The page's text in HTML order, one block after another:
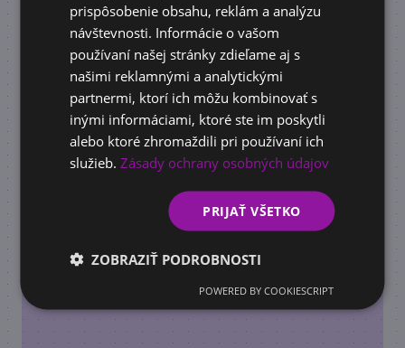
ACADEMY
AI školenie pre firmy: Načo je dobré a ako
pomôže vašej firme rásť
prispôsobenie obsahu, reklám a analýzu
návštevnosti. Informácie o vašom
používaní našej stránky zdieľame aj s
našimi reklamnými a analytickými
partnermi, ktorí ich môžu kombinovať s
inými informáciami, ktoré ste im poskytli
alebo ktoré zhromaždili pri používaní ich
služieb.Zásady ochrany osobných údajov
PRIJAŤ VŠETKO
ZOBRAZIŤ PODROBNOSTI
POWERED BY COOKIESCRIPT